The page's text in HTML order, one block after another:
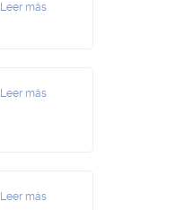
Leer más
Leer más
Leer más